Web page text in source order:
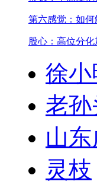
第六感觉：如何
股心：高位分
徐小
老
山
灵枝